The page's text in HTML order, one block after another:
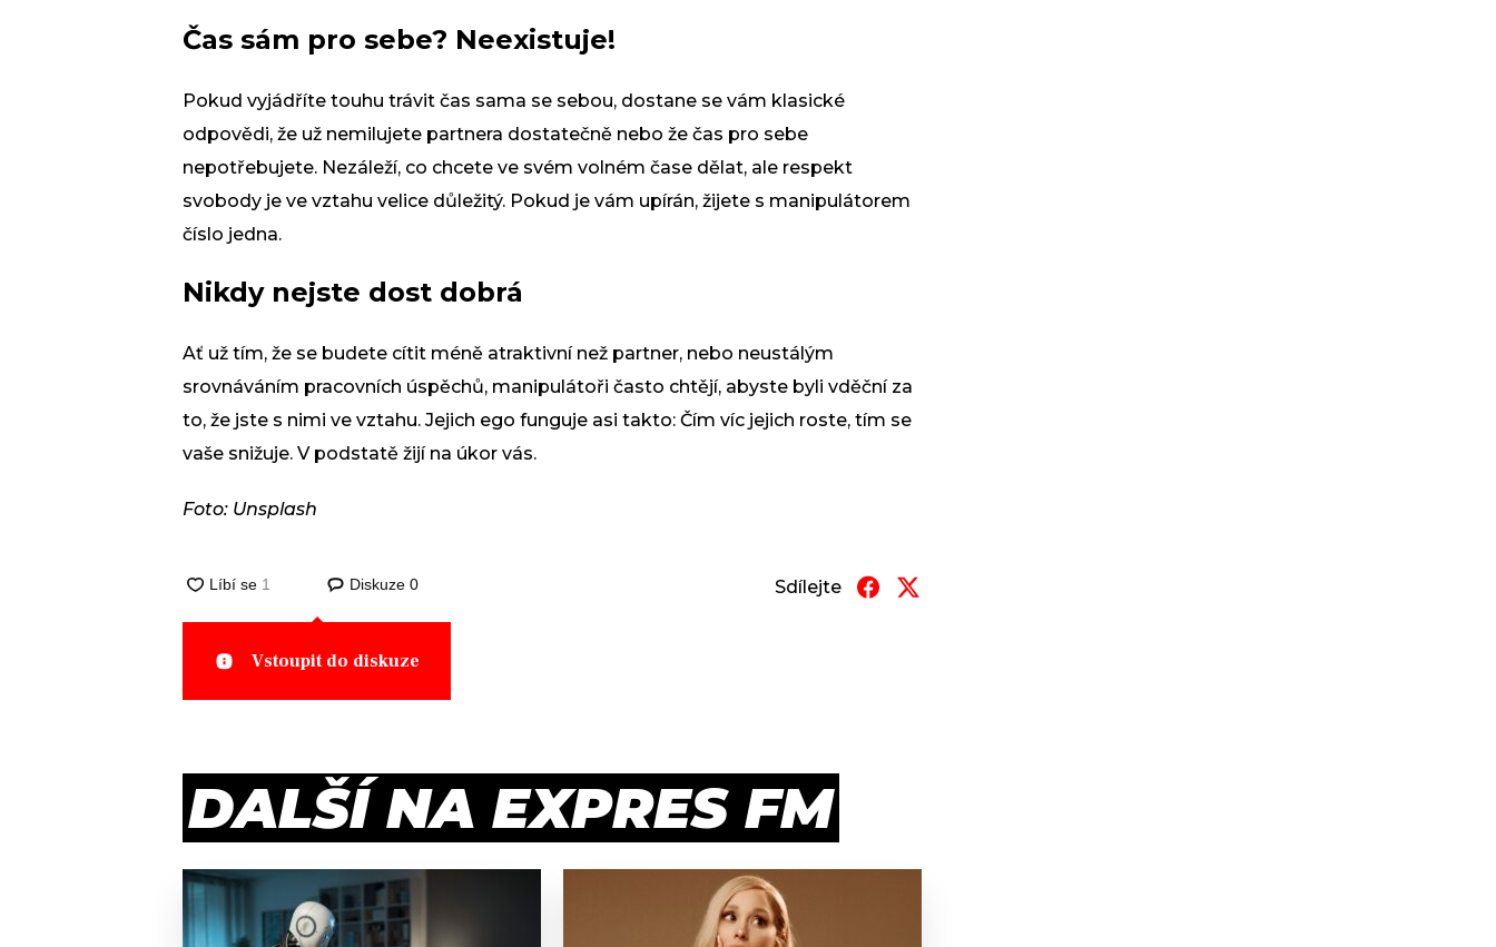
Čas sám pro sebe? Neexistuje!
Pokud vyjádříte touhu trávit čas sama se sebou, dostane se vám klasické
odpovědi, že už nemilujete partnera dostatečně nebo že čas pro sebe
nepotřebujete. Nezáleží, co chcete ve svém volném čase dělat, ale respekt
svobody je ve vztahu velice důležitý. Pokud je vám upírán, žijete s manipulátorem
číslo jedna.
Nikdy nejste dost dobrá
Ať už tím, že se budete cítit méně atraktivní než partner, nebo neustálým
srovnáváním pracovních úspěchů, manipulátoři často chtějí, abyste byli vděční za
to, že jste s nimi ve vztahu. Jejich ego funguje asi takto: Čím víc jejich roste, tím se
vaše snižuje. V podstatě žijí na úkor vás.
Foto: Unsplash
Diskuze 0
Vstoupit do diskuze
Sdílejte
DALŠÍ NA EXPRES FM